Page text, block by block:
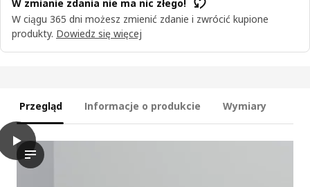
W zmianie zdania nie ma nic złego!
W ciągu 365 dni możesz zmienić zdanie i zwrócić kupione
produkty. Dowiedz się więcej
Przegląd Informacje o produkcie Wymiary
play
Wideo przedstawia osobę w czystym, białym
ÖVNING Wózek, biały/szarozielony, 54x33 cm